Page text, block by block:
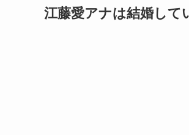
江藤愛アナは結婚して